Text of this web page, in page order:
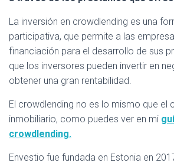
La inversión en crowdlending es una
participativa, que permite a las
financiación para el desarrollo de sus
que los inversores pueden invertir en
obtener una gran rentabilidad.
El crowdlending no es lo mismo que el
inmobiliario, como puedes ver en mi
crowdlending.
Envestio fue fundada en Estonia en